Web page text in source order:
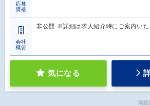
応募
資格
会社
概要
非公開 ※詳細は求人紹介時にご案内いた
気になる
掲載